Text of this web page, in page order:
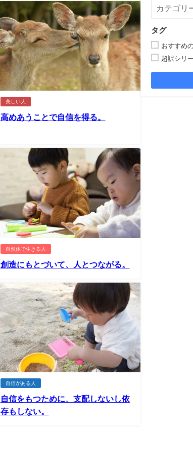
美しい人
高めあうことで自信を得る。
自然体で生きる人
創造にもとづいて、人とつながる。
自信がある人
自信をもつために、支配しないし依
存もしない。
タグ
おすすめ
超訳シリ